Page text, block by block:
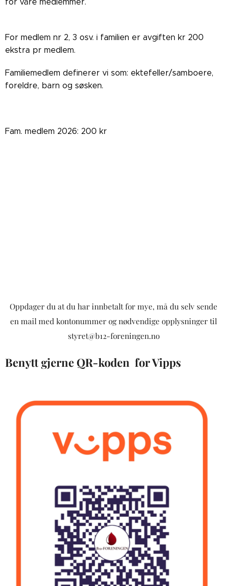
For medlem nr 2, 3 osv. i familien er avgiften kr 200
ekstra pr medlem.
Familiemedlem definerer vi som: ektefeller/samboere,
foreldre, barn og søsken.
Fam. medlem 2026: 200 kr
Oppdager du at du har innbetalt for mye, må du selv sende
en mail med kontonummer og nødvendige opplysninger til
styret@b12-foreningen.no
Benytt gjerne QR-koden for Vipps